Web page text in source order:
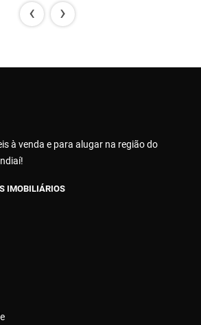
‹ ›
à venda e para alugar na região do
IMOBILIÁRIOS